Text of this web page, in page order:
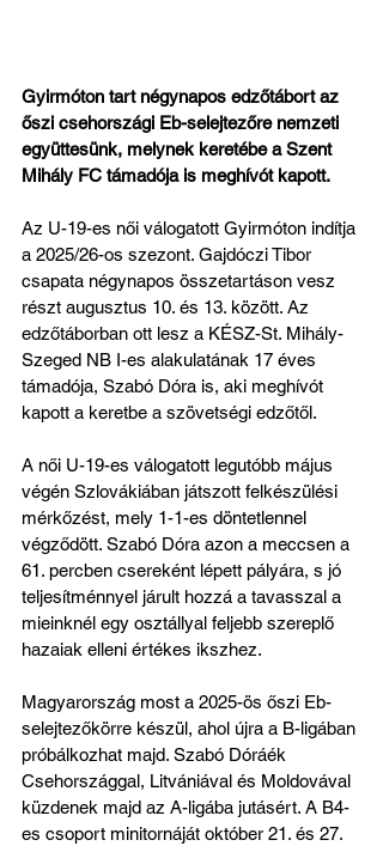
Gyirmóton tart négynapos edzőtábort az
őszi csehországi Eb-selejtezőre nemzeti
együttesünk, melynek keretébe a Szent
Mihály FC támadója is meghívót kapott.
Az U-19-es női válogatott Gyirmóton indítja
a 2025/26-os szezont. Gajdóczi Tibor
csapata négynapos összetartáson vesz
részt augusztus 10. és 13. között. Az
edzőtáborban ott lesz a KÉSZ-St. Mihály-
Szeged NB I-es alakulatának 17 éves
támadója, Szabó Dóra is, aki meghívót
kapott a keretbe a szövetségi edzőtől.
A női U-19-es válogatott legutóbb május
végén Szlovákiában játszott felkészülési
mérkőzést, mely 1-1-es döntetlennel
végződött. Szabó Dóra azon a meccsen a
61. percben csereként lépett pályára, s jó
teljesítménnyel járult hozzá a tavasszal a
mieinknél egy osztállyal feljebb szereplő
hazaiak elleni értékes ikszhez.
Magyarország most a 2025-ös őszi Eb-
selejtezőkörre készül, ahol újra a B-ligában
próbálkozhat majd. Szabó Dóráék
Csehországgal, Litvániával és Moldovával
küzdenek majd az A-ligába jutásért. A B4-
es csoport minitornáját október 21. és 27.